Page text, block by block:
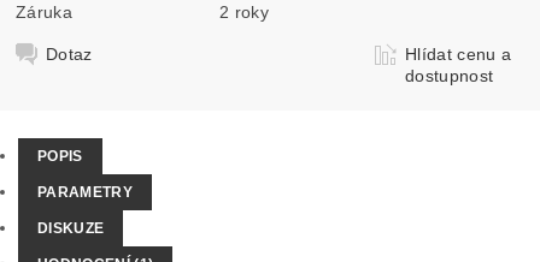
Záruka 2 roky
Dotaz
Hlídat cenu a
dostupnost
POPIS
PARAMETRY
DISKUZE